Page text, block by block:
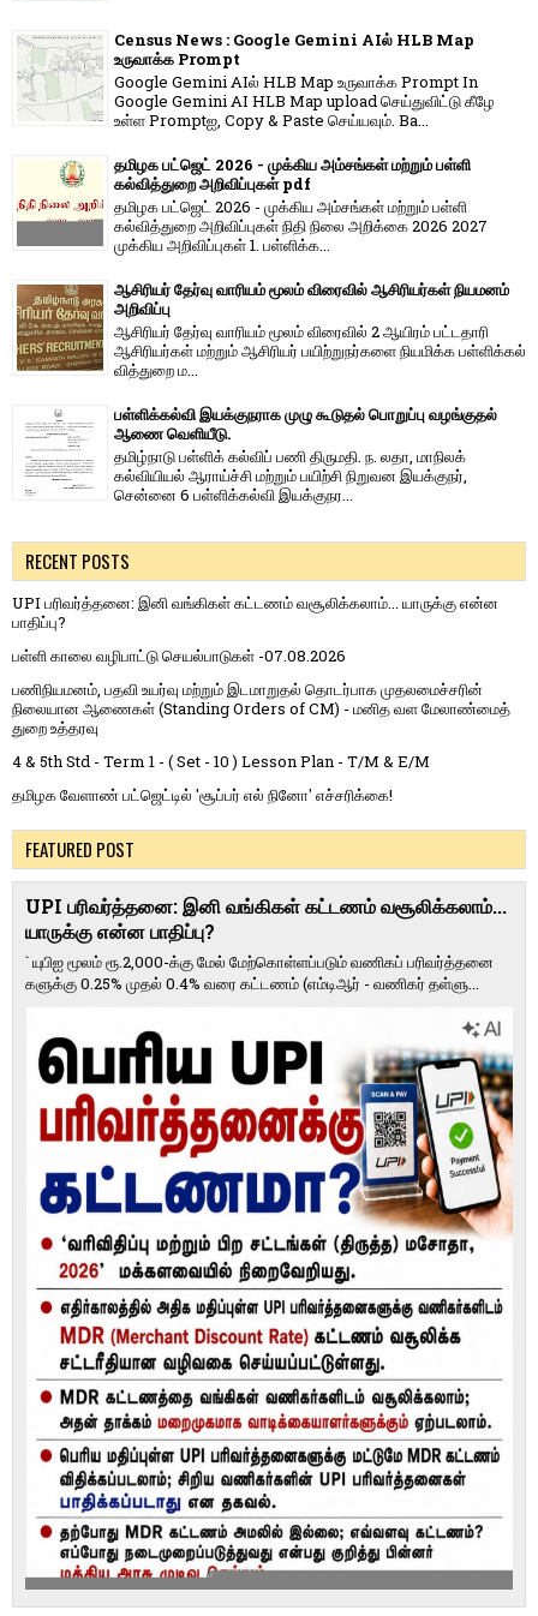
Census News : Google Gemini AIல் HLB Map
உருவாக்க Prompt
Google Gemini AIல் HLB Map உருவாக்க Prompt In
Google Gemini AI HLB Map upload செய்துவிட்டு கீழே
உள்ள Promptஐ, Copy & Paste செய்யவும். Ba...
தமிழக பட்ஜெட் 2026 - முக்கிய அம்சங்கள் மற்றும் பள்ளி
கல்வித்துறை அறிவிப்புகள் pdf
தமிழக பட்ஜெட் 2026 - முக்கிய அம்சங்கள் மற்றும் பள்ளி
கல்வித்துறை அறிவிப்புகள் நிதி நிலை அறிக்கை 2026 2027
முக்கிய அறிவிப்புகள் 1. பள்ளிக்க...
ஆசிரியர் தேர்வு வாரியம் மூலம் விரைவில் ஆசிரியர்கள் நியமனம்
அறிவிப்பு
ஆசிரியர் தேர்வு வாரி​யம் மூலம் விரை​வில் 2 ஆயிரம் பட்​ட​தாரி
ஆசிரியர்​கள் மற்​றும் ஆசிரியர் பயிற்றுநர்​களை நியமிக்க பள்​ளிக்​கல்​
வித்​துறை ம...
பள்ளிக்கல்வி இயக்குநராக முழு கூடுதல் பொறுப்பு வழங்குதல்
ஆணை வெளியீடு.
தமிழ்நாடு பள்ளிக் கல்விப் பணி திருமதி. ந. லதா, மாநிலக்
கல்வியியல் ஆராய்ச்சி மற்றும் பயிற்சி நிறுவன இயக்குநர்,
சென்னை 6 பள்ளிக்கல்வி இயக்குநர...
RECENT POSTS
UPI பரிவர்த்தனை: இனி வங்கிகள் கட்டணம் வசூலிக்கலாம்... யாருக்கு என்ன
பாதிப்பு?
பள்ளி காலை வழிபாட்டு செயல்பாடுகள் -07.08.2026
பணிநியமனம், பதவி உயர்வு மற்றும் இடமாறுதல் தொடர்பாக முதலமைச்சரின்
நிலையான ஆணைகள் (Standing Orders of CM) - மனித வள மேலாண்மைத்
துறை உத்தரவு
4 & 5th Std - Term 1 - ( Set - 10 ) Lesson Plan - T/M & E/M
தமிழக வேளாண் பட்ஜெட்டில் 'சூப்பர் எல் நினோ' எச்சரிக்கை!
FEATURED POST
UPI பரிவர்த்தனை: இனி வங்கிகள் கட்டணம் வசூலிக்கலாம்...
யாருக்கு என்ன பாதிப்பு?
` யுபிஐ மூலம் ரூ.2,000-க்கு மேல் மேற்​கொள்​ளப்​படும் வணி​கப் பரிவர்த்​தனை​
களுக்கு 0.25% முதல் 0.4% வரை கட்​ட​ணம் (எம்​டிஆர் - வணி​கர் தள்​ளு...